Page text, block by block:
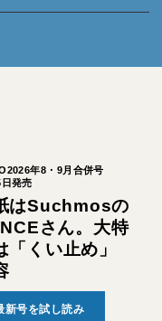
年8・9月合併号
発売
はSuchmosの
さん。大特
「くい止め」
新号を試し読み